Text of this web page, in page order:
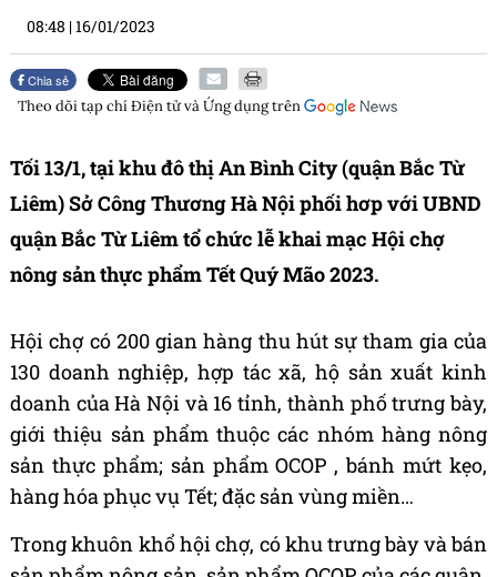
08:48 |16/01/2023
Chia sẻ
Theo dõi tạp chíĐiện tử và Ứng dụngtrên
Tối 13/1, tại khu đô thị An Bình City (quận Bắc Từ
Liêm) Sở Công Thương Hà Nội phối hơp với UBND
quận Bắc Từ Liêm tổ chức lễ khai mạc Hội chợ
nông sản thực phẩm Tết Quý Mão 2023.
Hội chợ có 200 gian hàng thu hút sự tham gia của
130 doanh nghiệp, hợp tác xã, hộ sản xuất kinh
doanh của Hà Nội và 16 tỉnh, thành phố trưng bày,
giới thiệu sản phẩm thuộc các nhóm hàng nông
sản thực phẩm; sản phẩm OCOP , bánh mứt kẹo,
hàng hóa phục vụ Tết; đặc sản vùng miền…
Trong khuôn khổ hội chợ, có khu trưng bày và bán